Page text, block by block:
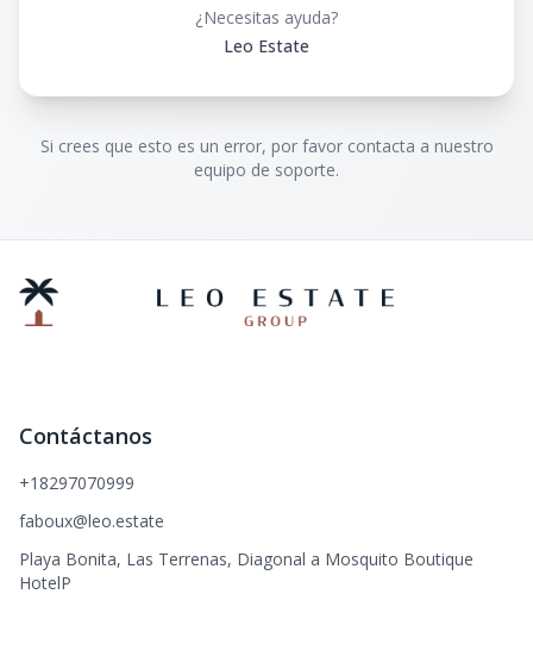
¿Necesitas ayuda?
Leo Estate
Si crees que esto es un error, por favor contacta a nuestro
equipo de soporte.
Contáctanos
+18297070999
faboux@leo.estate
Playa Bonita, Las Terrenas, Diagonal a Mosquito Boutique
HotelP